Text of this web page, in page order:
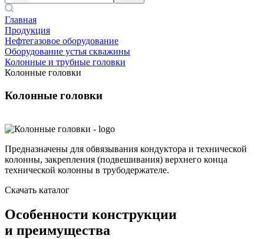
Главная
Продукция
Нефтегазовое оборудование
Оборудование устья скважины
Колонные и трубные головки
Колонные головки
Колонные головки
Предназначены для обвязывания кондуктора и технической
колонны, закрепления (подвешивания) верхнего конца
технической колонны в трубодержателе.
Скачать каталог
Особенности конструкции
и преимущества